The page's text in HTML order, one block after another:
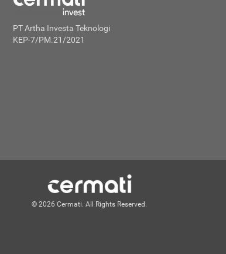
PT Artha Investa Teknologi
KEP-7/PM.21/2021
© 2026 Cermati. All Rights Reserved.